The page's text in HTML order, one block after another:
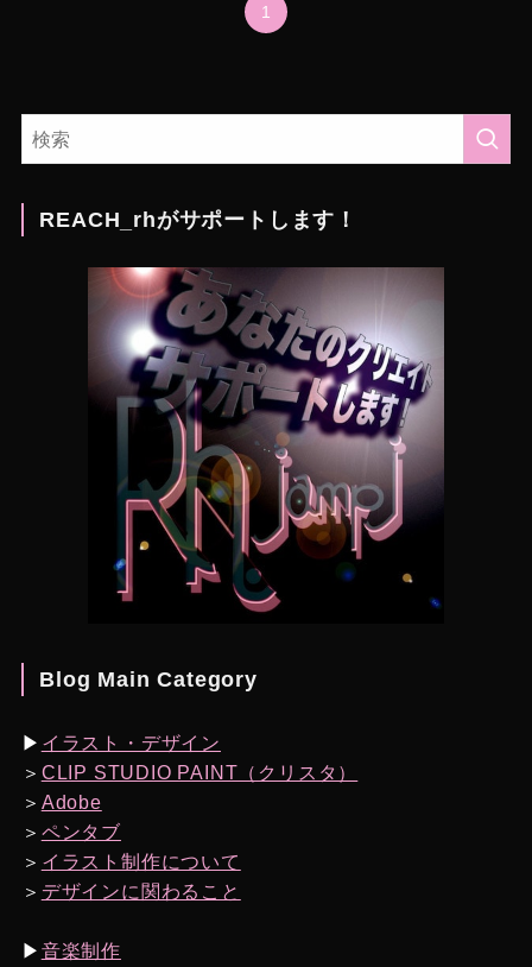
1
REACH_rhがサポートします！
Blog Main Category
▶︎ イラスト・デザイン
＞ CLIP STUDIO PAINT（クリスタ）
＞ Adobe
＞ ペンタブ
＞ イラスト制作について
＞ デザインに関わること
▶︎ 音楽制作